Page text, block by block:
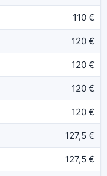
110 €
120 €
120 €
120 €
120 €
127,5 €
127,5 €